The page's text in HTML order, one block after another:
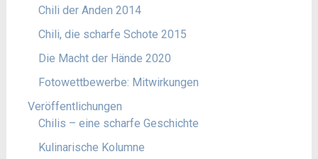
Chili der Anden 2014
Chili, die scharfe Schote 2015
Die Macht der Hände 2020
Fotowettbewerbe: Mitwirkungen
Veröffentlichungen
Chilis – eine scharfe Geschichte
Kulinarische Kolumne